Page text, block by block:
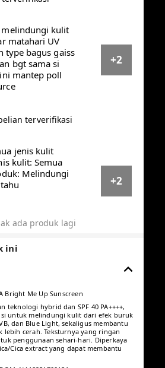
kulit
matahari UV
type bagus gaiss
bgt sama si
mantep poll
+2
terverifikasi
jenis kulit
kulit: Semua
Melindungi
+2
ada produk lagi
ini
Bright Me Up Sunscreen
teknologi hybrid dan SPF 40 PA++++,
untuk melindungi kulit dari efek buruk
dan Blue Light, sekaligus membantu
cerah. Teksturnya yang ringan dan
sehari-hari. Diperkaya
Cica extract yang dapat membantu